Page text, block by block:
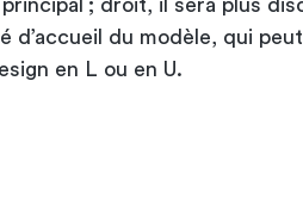
; droit, il sera plus
d’accueil du modèle, qui peut
en L ou en U.